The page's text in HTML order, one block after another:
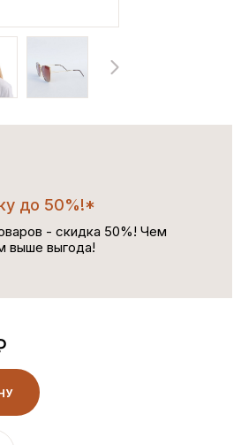
до 50%!*
- скидка 50%! Чем
выше выгода!